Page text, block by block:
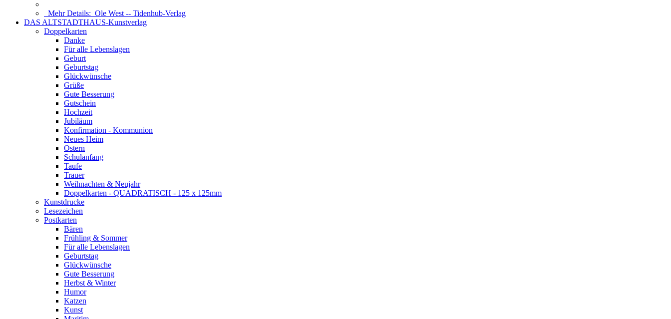
Mehr Details: Ole West -- Tidenhub-Verlag
DAS ALTSTADTHAUS-Kunstverlag
Doppelkarten
Danke
Für alle Lebenslagen
Geburt
Geburtstag
Glückwünsche
Grüße
Gute Besserung
Gutschein
Hochzeit
Jubiläum
Konfirmation - Kommunion
Neues Heim
Ostern
Schulanfang
Taufe
Trauer
Weihnachten & Neujahr
Doppelkarten - QUADRATISCH - 125 x 125mm
Kunstdrucke
Lesezeichen
Postkarten
Bären
Frühling & Sommer
Für alle Lebenslagen
Geburtstag
Glückwünsche
Gute Besserung
Herbst & Winter
Humor
Katzen
Kunst